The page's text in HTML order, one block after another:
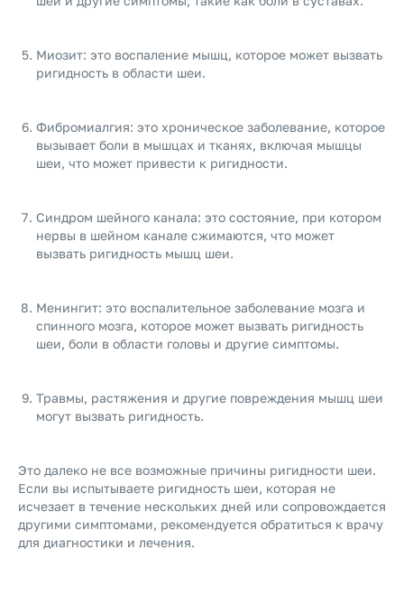
Миозит: это воспаление мышц, которое может вызвать
ригидность в области шеи.
Фибромиалгия: это хроническое заболевание, которое
вызывает боли в мышцах и тканях, включая мышцы
шеи, что может привести к ригидности.
Синдром шейного канала: это состояние, при котором
нервы в шейном канале сжимаются, что может
вызвать ригидность мышц шеи.
Менингит: это воспалительное заболевание мозга и
спинного мозга, которое может вызвать ригидность
шеи, боли в области головы и другие симптомы.
Травмы, растяжения и другие повреждения мышц шеи
могут вызвать ригидность.
Это далеко не все возможные причины ригидности шеи.
Если вы испытываете ригидность шеи, которая не
исчезает в течение нескольких дней или сопровождается
другими симптомами, рекомендуется обратиться к врачу
для диагностики и лечения.